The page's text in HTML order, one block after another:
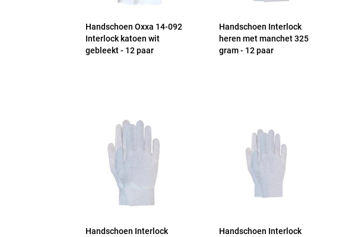
Handschoen Oxxa 14-092
Interlock katoen wit
gebleekt - 12 paar
Handschoen Interlock
heren met manchet 325
gram - 12 paar
Handschoen Interlock
Handschoen Interlock